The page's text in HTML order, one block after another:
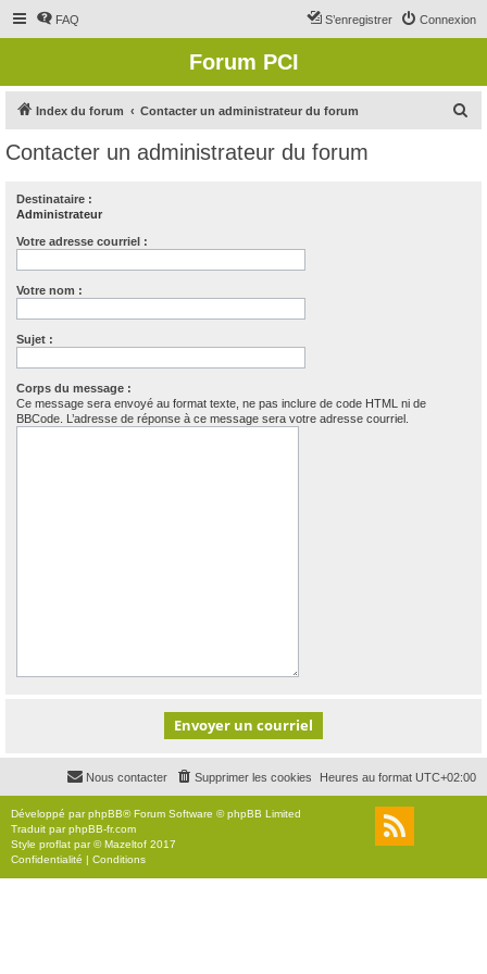
FAQ Connexion
S’enregistrer
Forum PCI
Index du forum Contacter un administrateur du forum
Contacter un administrateur du forum
Destinataire :
Administrateur
Votre adresse courriel :
Votre nom :
Sujet :
Corps du message :
Ce message sera envoyé au format texte, ne pas inclure de code HTML ni de
BBCode. L’adresse de réponse à ce message sera votre adresse courriel.
Heures au format UTC+02:00
Supprimer les cookies
Nous contacter
Développé parphpBB® Forum Software © phpBB Limited
Traduit parphpBB-fr.com
Style proflat par ©Mazeltof 2017
Confidentialité | Conditions